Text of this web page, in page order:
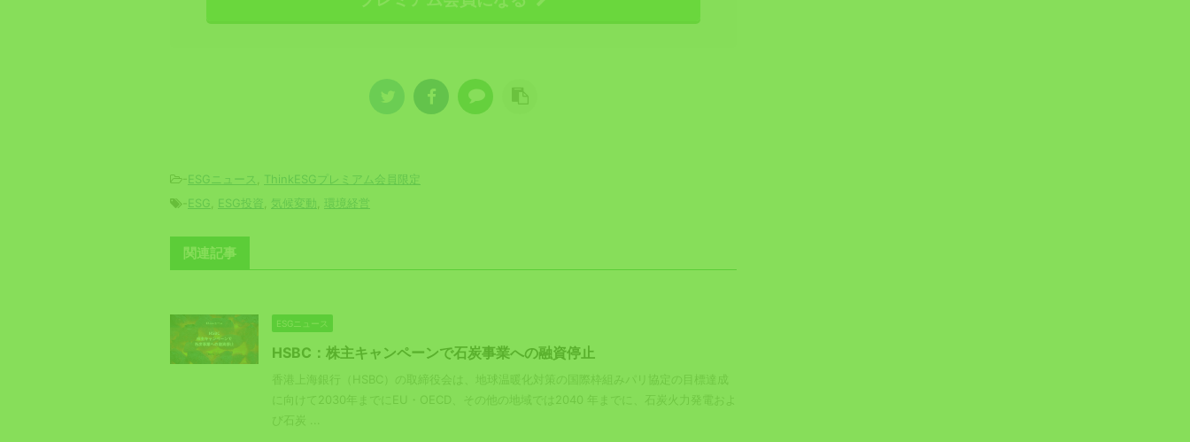
-ESGニュース
ThinkESGプレミアム会員限定
ESG ESG投資 気候変動 環境経営
関連記事
ESGニュース
HSBC：株主キャンペーンで石炭事業への融資停止
香港上海銀行（HSBC）の取締役会は、地球温暖化対策の国際枠組みパリ協定の目標達成
に向けて2030年までにEU・OECD、その他の地域では2040 年までに、石炭火力発電およ